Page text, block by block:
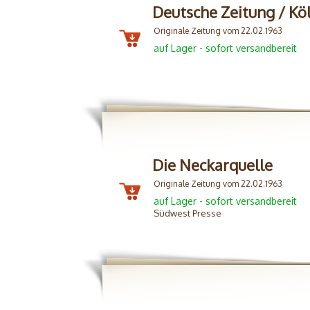
Deutsche Zeitung /
Originale Zeitung vom 22.02.1963
auf Lager - sofort versandbereit
Die Neckarquelle
Originale Zeitung vom 22.02.1963
auf Lager - sofort versandbereit
Südwest Presse